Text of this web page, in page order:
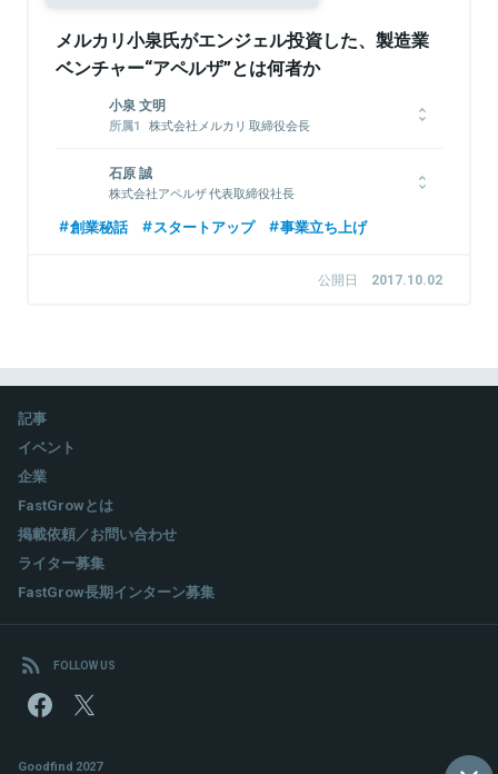
メルカリ小泉氏がエンジェル投資した、製造業
ベンチャー“アペルザ”とは何者か
小泉 文明
株式会社メルカリ 取締役会長
取締役社長
早稲田大学商学部卒業後、大和証券SMBCにてミクシィやDeNA
ンし、取締役執行役員CFOとしてコーポレート部門全体を統轄
2013年12月株式会社メルカリに参画。2014年3月取締役就任、
石原 誠
株式会社アペルザ 代表取締役社長
新卒で株式会社キーエンスに入社。東京営業所にてコンサルティ
ングセールスに従事。2001年より社内ベンチャープロジェクト
の立ち上げを行い、執行役員として「サービス開発」「メディア運
Appleベストアプリに選出される。2014年9月に創業した株式会
社エデュート（Edut）では、教育向けアプリ構築プラットフォー
2016年7月の株式会社FAナビ及びオートメ新聞株式会社との経
関連情報をみる
創業秘話 スタートアップ 事業立ち上げ
公開日 2017.10.02
記事
イベント
企業
FastGrowとは
掲載依頼／お問い合わせ
ライター募集
FastGrow長期インターン募集
FOLLOW US
Goodfind 2027